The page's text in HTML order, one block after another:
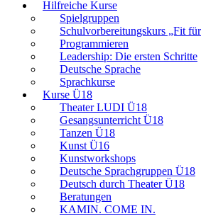
Hilfreiche Kurse
Spielgruppen
Schulvorbereitungskurs „Fit
Programmieren
Leadership: Die ersten Schritte
Deutsche Sprache
Sprachkurse
Kurse Ü18
Theater LUDI Ü18
Gesangsunterricht Ü18
Tanzen Ü18
Kunst Ü16
Kunstworkshops
Deutsche Sprachgruppen Ü18
Deutsch durch Theater Ü18
Beratungen
KAMIN. COME IN.